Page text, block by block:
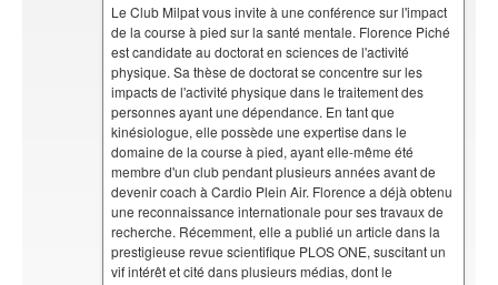
Le Club Milpat vous invite à une conférence sur l'impact
de la course à pied sur la santé mentale. Florence Piché
est candidate au doctorat en sciences de l'activité
physique. Sa thèse de doctorat se concentre sur les
impacts de l'activité physique dans le traitement des
personnes ayant une dépendance. En tant que
kinésiologue, elle possède une expertise dans le
domaine de la course à pied, ayant elle-même été
membre d'un club pendant plusieurs années avant de
devenir coach à Cardio Plein Air. Florence a déjà obtenu
une reconnaissance internationale pour ses travaux de
recherche. Récemment, elle a publié un article dans la
prestigieuse revue scientifique PLOS ONE, suscitant un
vif intérêt et cité dans plusieurs médias, dont le